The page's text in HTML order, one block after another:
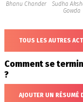
Bhanu Chander
Sudha
Gowda
TOUS LES AUTRES
Comment se
?
AJOUTER UN RÉSUMÉ